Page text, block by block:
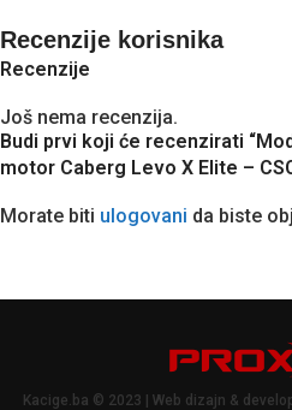
Recenzije korisnika
Recenzije
Još nema recenzija.
Budi prvi koji će recenzirati
motor Caberg Levo X Elite –
Morate biti ulogovani da biste
Kacige.ba © 2023 | Web dizajn &